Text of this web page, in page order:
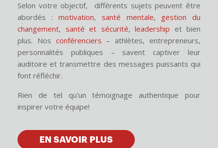
Selon votre objectif, différents sujets peuvent être
abordés :motivation,santé mentale, gestion du
changement, santé et sécurité, leadership et bien
plus. Nos conférenciers – athlètes, entrepreneurs,
personnalités publiques – savent captiver leur
auditoire et transmettre des messages puissants qui
font réfléchir.
Rien de tel qu’un témoignage authentique pour
inspirer votre équipe!
EN SAVOIR PLUS